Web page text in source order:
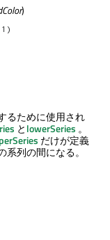
)
るために使用され
とlowerSeries 。
だけが定義
列の間になる。